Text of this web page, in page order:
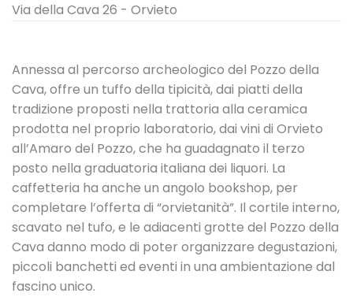
Via della Cava 26 - Orvieto
Annessa al percorso archeologico del Pozzo della
Cava, offre un tuffo della tipicità, dai piatti della
tradizione proposti nella trattoria alla ceramica
prodotta nel proprio laboratorio, dai vini di Orvieto
all’Amaro del Pozzo, che ha guadagnato il terzo
posto nella graduatoria italiana dei liquori. La
caffetteria ha anche un angolo bookshop, per
completare l’offerta di “orvietanità”. Il cortile interno,
scavato nel tufo, e le adiacenti grotte del Pozzo della
Cava danno modo di poter organizzare degustazioni,
piccoli banchetti ed eventi in una ambientazione dal
fascino unico.